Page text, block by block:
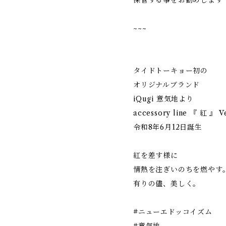
~~~
タイドトーキョー初の
オリジナルブランド
iQugi 意気地より
accessory line 『 紅 』
令和8年6月12日誕生
紅を差す様に
情熱を注ぎいのちを燃やす。
有りの儘、美しく。
#ニューエドッコイズム